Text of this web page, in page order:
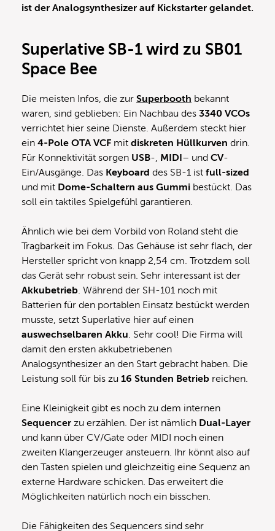
ist der Analogsynthesizer auf Kickstarter gelandet.
Superlative SB-1 wird zu SB01
Space Bee
Die meisten Infos, die zur Superbooth bekannt
waren, sind geblieben: Ein Nachbau des 3340 VCOs
verrichtet hier seine Dienste. Außerdem steckt hier
ein 4-Pole OTA VCF mit diskreten Hüllkurven drin.
Für Konnektivität sorgen USB-, MIDI– und CV-
Ein/Ausgänge. Das Keyboard des SB-1 ist full-sized
und mit Dome-Schaltern aus Gummi bestückt. Das
soll ein taktiles Spielgefühl garantieren.
Ähnlich wie bei dem Vorbild von Roland steht die
Tragbarkeit im Fokus. Das Gehäuse ist sehr flach, der
Hersteller spricht von knapp 2,54 cm. Trotzdem soll
das Gerät sehr robust sein. Sehr interessant ist der
Akkubetrieb. Während der SH-101 noch mit
Batterien für den portablen Einsatz bestückt werden
musste, setzt Superlative hier auf einen
auswechselbaren Akku. Sehr cool! Die Firma will
damit den ersten akkubetriebenen
Analogsynthesizer an den Start gebracht haben. Die
Leistung soll für bis zu 16 Stunden Betrieb reichen.
Eine Kleinigkeit gibt es noch zu dem internen
Sequencer zu erzählen. Der ist nämlich Dual-Layer
und kann über CV/Gate oder MIDI noch einen
zweiten Klangerzeuger ansteuern. Ihr könnt also auf
den Tasten spielen und gleichzeitig eine Sequenz an
externe Hardware schicken. Das erweitert die
Möglichkeiten natürlich noch ein bisschen.
Die Fähigkeiten des Sequencers sind sehr